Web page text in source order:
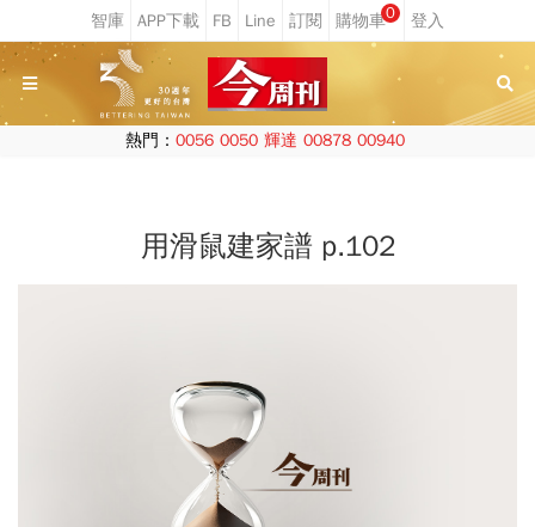
0
熱門： 0056 0050 輝達 00878 00940
用滑鼠建家譜 p.102